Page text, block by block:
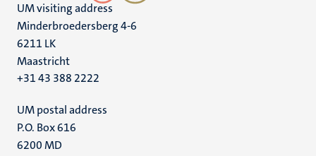
UM visiting address
Minderbroedersberg 4-6
6211 LK
Maastricht
+31 43 388 2222
UM postal address
P.O. Box 616
6200 MD